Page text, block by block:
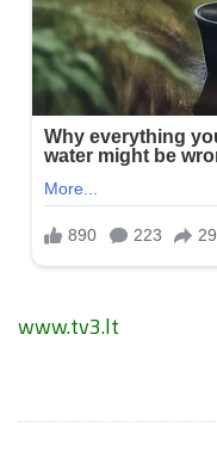
www.tv3.lt